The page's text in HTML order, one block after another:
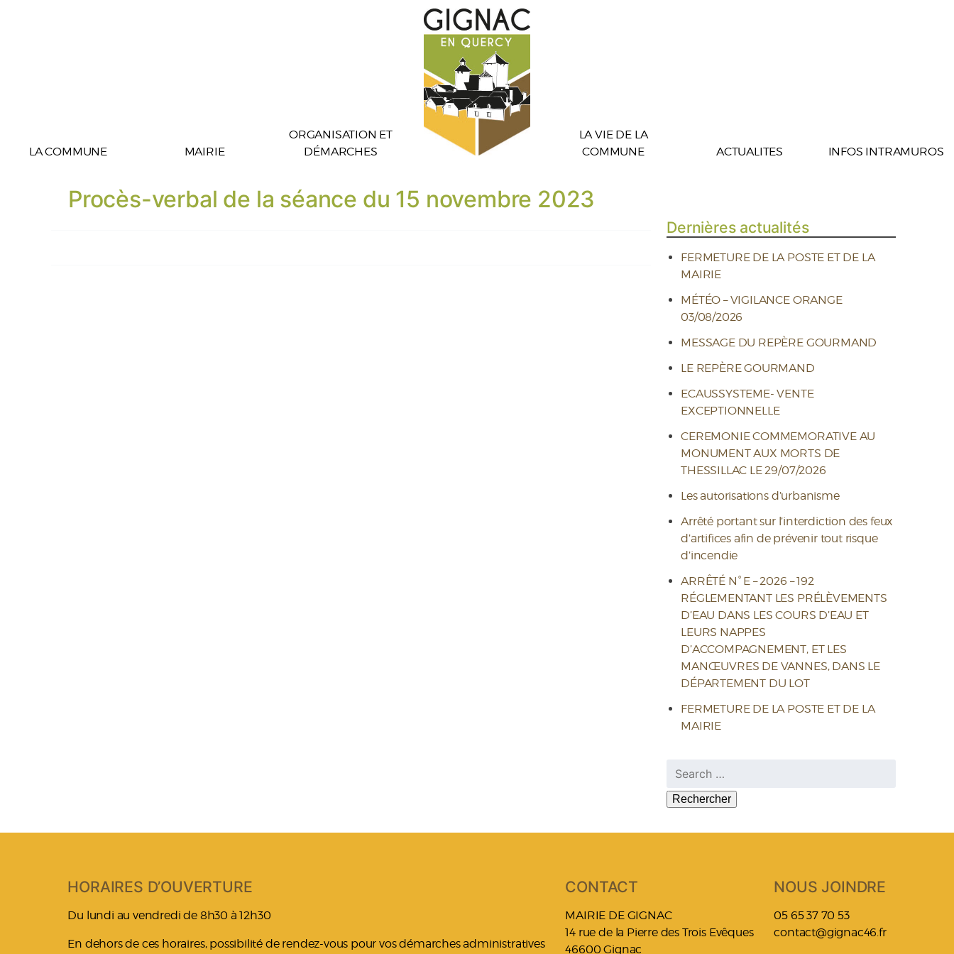
LA COMMUNE MAIRIE
ORGANISATION ET
DÉMARCHES
LA VIE DE LA
COMMUNE
ACTUALITES INFOS INTRAMUROS
Procès-verbal de la séance du 15 novembre 2023
Dernières actualités
FERMETURE DE LA POSTE ET DE LA
MAIRIE
MÉTÉO – VIGILANCE ORANGE
03/08/2026
MESSAGE DU REPÈRE GOURMAND
LE REPÈRE GOURMAND
ECAUSSYSTEME- VENTE
EXCEPTIONNELLE
CEREMONIE COMMEMORATIVE AU
MONUMENT AUX MORTS DE
THESSILLAC LE 29/07/2026
Les autorisations d’urbanisme
Arrêté portant sur l’interdiction des feux
d’artifices afin de prévenir tout risque
d’incendie
ARRÊTÉ N° E – 2026 – 192
RÉGLEMENTANT LES PRÉLÈVEMENTS
D’EAU DANS LES COURS D’EAU ET
LEURS NAPPES
D’ACCOMPAGNEMENT, ET LES
MANŒUVRES DE VANNES, DANS LE
DÉPARTEMENT DU LOT
FERMETURE DE LA POSTE ET DE LA
MAIRIE
Rechercher :
HORAIRES D’OUVERTURE
Du lundi au vendredi de 8h30 à 12h30
En dehors de ces horaires, possibilité de rendez-vous pour vos démarches administratives
CONTACT
MAIRIE DE GIGNAC
14 rue de la Pierre des Trois Evêques
46600 Gignac
NOUS JOINDRE
05 65 37 70 53
contact@gignac46.fr